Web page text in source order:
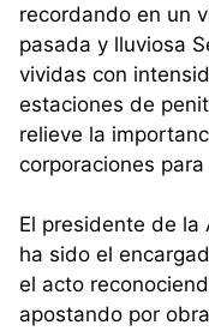
recordando en un
pasada y lluviosa
vividas con
estaciones de
relieve la
corporaciones
El presidente de la
ha sido el
el acto
apostando por